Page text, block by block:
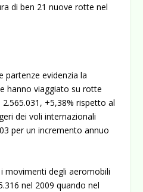
di ben 21 nuove rotte nel
partenze evidenzia la
hanno viaggiato su rotte
+5,38% rispetto al
dei voli internazionali
per un incremento annuo
movimenti degli aeromobili
nel 2009 quando nel